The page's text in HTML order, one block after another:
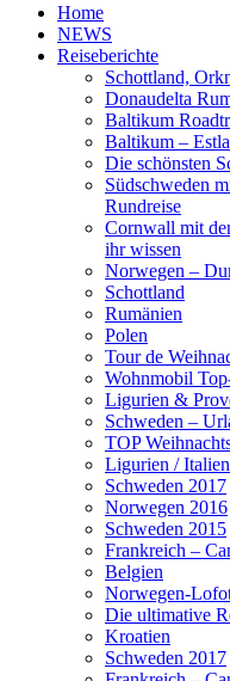
Home
NEWS
Reiseberichte
Schottland,
Donaudelta
Baltikum
Baltikum –
Die schönsten
Südschweden
Rundreise
Cornwall mit
ihr wissen
Norwegen –
Schottland
Rumänien
Polen
Tour de
Wohnmobil
Ligurien &
Schweden –
TOP
Ligurien / Italien
Schweden 2017
Norwegen 2016
Schweden 2015
Frankreich –
Belgien
Norwegen-
Die ultimative
Kroatien
Schweden 2017